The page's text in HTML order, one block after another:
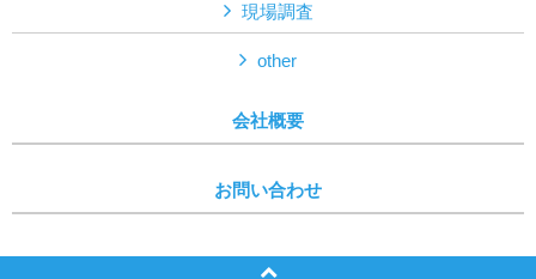
現場調査
other
会社概要
お問い合わせ